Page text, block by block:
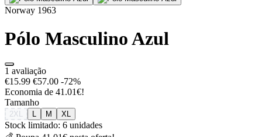
Norway 1963
Pólo Masculino Azul
1 avaliação
€15.99 €57.00 -72%
Economia de 41.01€!
Tamanho
2XL M XL
Stock limitado: 6 unidades